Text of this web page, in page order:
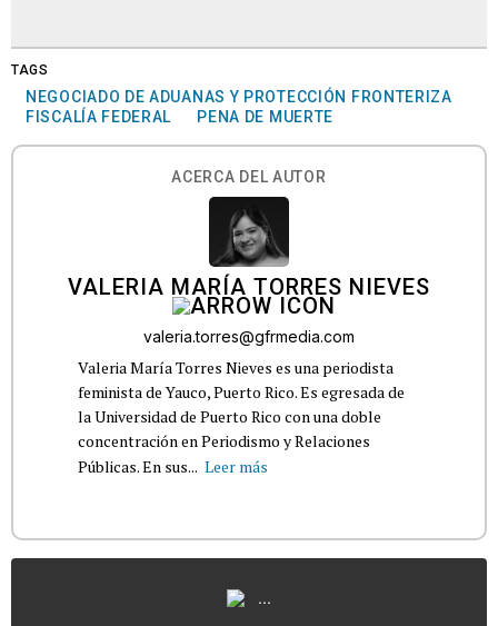
TAGS
NEGOCIADO DE ADUANAS Y PROTECCIÓN FRONTERIZA
FISCALÍA FEDERAL
PENA DE MUERTE
ACERCA DEL AUTOR
VALERIA MARÍA TORRES NIEVES
valeria.torres@gfrmedia.com
Valeria María Torres Nieves es una periodista
feminista de Yauco, Puerto Rico. Es egresada de
la Universidad de Puerto Rico con una doble
concentración en Periodismo y Relaciones
Públicas. En sus... Leer más
...